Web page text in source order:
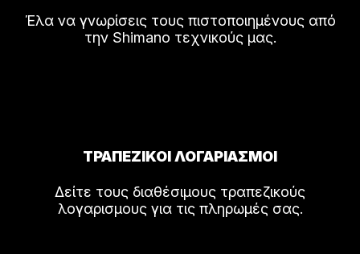
Έλα να γνωρίσεις τους πιστοποιημένους από
την Shimano τεχνικούς μας.
ΤΡΑΠΕΖΙΚΟΙ ΛΟΓΑΡΙΑΣΜΟΙ
Δείτε τους διαθέσιμους τραπεζικούς
λογαρισμους για τις πληρωμές σας.